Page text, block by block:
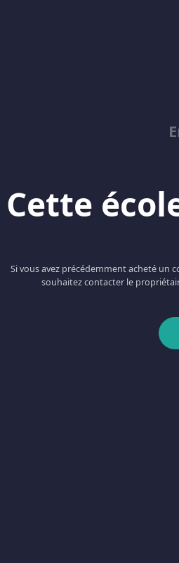
Cette
Si vous avez précédemment acheté un
souhaitez contacter le